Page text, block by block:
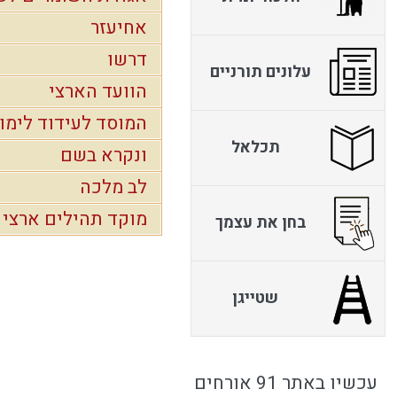
אחיעזר
דרשו
הוועד הארצי
המוסד לעידוד
ונקרא בשם
לב מלכה
מוקד תהילים ארצי
עלונים תורניים
תכלאל
בחן את עצמך
שטייגן
עכשיו באתר 91 אורחים